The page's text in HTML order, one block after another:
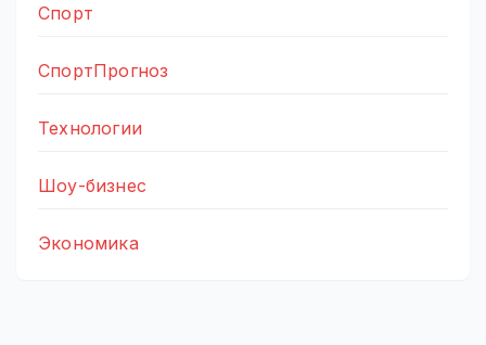
Спорт
СпортПрогноз
Технологии
Шоу-бизнес
Экономика